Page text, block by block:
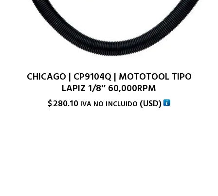
CHICAGO | CP9104Q | MOTOTOOL TIPO
LAPIZ 1/8″ 60,000RPM
$280.10 IVA NO INCLUIDO (USD)